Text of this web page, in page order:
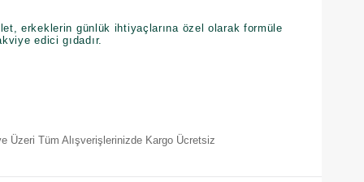
erkeklerin günlük ihtiyaçlarına özel olarak formüle
edici gıdadır.
Üzeri Tüm Alışverişlerinizde Kargo Ücretsiz